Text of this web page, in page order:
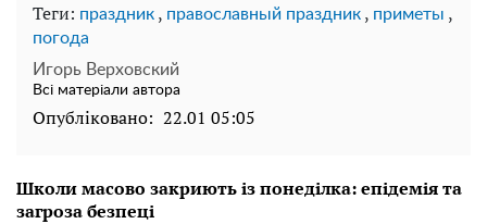
Теги: праздник , православный праздник , приметы ,
погода
Игорь Верховский
Всі матеріали автора
Опубліковано: 22.01 05:05
Школи масово закриють із понеділка: епідемія та
загроза безпеці